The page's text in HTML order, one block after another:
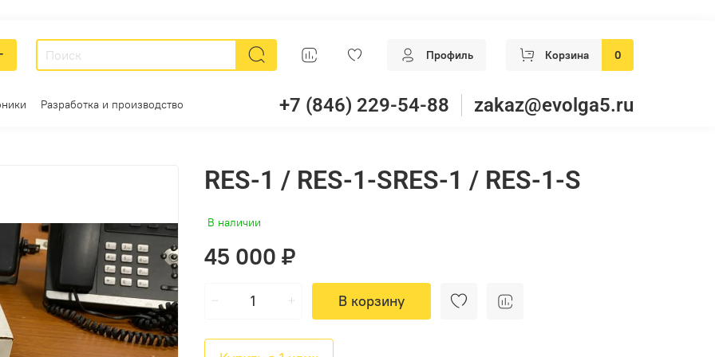
Профиль Корзина 0
Разработка и производство +7 (846) 229-54-88 zakaz@evolga5.ru
RES-1 / RES-1-SRES-1 / RES-1-S
В наличии
45 000 ₽
В корзину